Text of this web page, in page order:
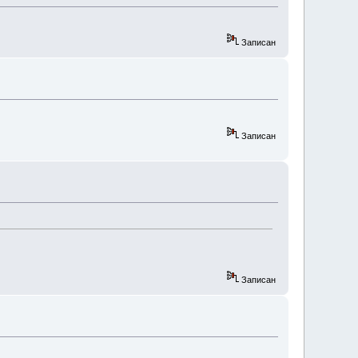
Записан
Записан
Записан